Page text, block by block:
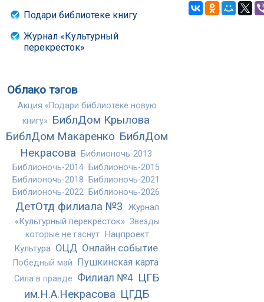
Подари библиотеке книгу
Журнал «Культурный
перекрёсток»
Облако тэгов
Акция «Подари библиотеке новую
книгу» БиблДом Крылова
БиблДом Макаренко БиблДом
Некрасова
Библионочь-2013
Библионочь-2014
Библионочь-2015
Библионочь-2018
Библионочь-2021
Библионочь-2022
Библионочь-2026
ДетОтд филиала №3
Журнал
«Культурный перекрёсток» Звезды
которые не гаснут Нацпроект
Культура ОЦД Онлайн событие
Победный май Пушкинская карта
Сила в правде Филиал №4 ЦГБ
им.Н.А.Некрасова ЦГДБ